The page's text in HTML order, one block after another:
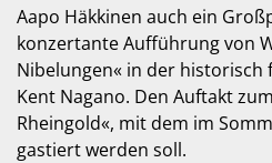
Aapo Häkkinen auch ein
konzertante Aufführung von
Nibelungen« in der historisch
Kent Nagano. Den Auftakt
Rheingold«, mit dem im
gastiert werden soll.